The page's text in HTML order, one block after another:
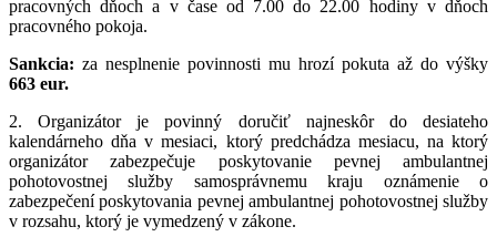
pracovných dňoch a v čase od 7.00 do 22.00 hodiny v dňoch
pracovného pokoja.
Sankcia: za nesplnenie povinnosti mu hrozí pokuta až do výšky
663 eur.
2. Organizátor je povinný doručiť najneskôr do desiateho
kalendárneho dňa v mesiaci, ktorý predchádza mesiacu, na ktorý
organizátor zabezpečuje poskytovanie pevnej ambulantnej
pohotovostnej služby samosprávnemu kraju oznámenie o
zabezpečení poskytovania pevnej ambulantnej pohotovostnej služby
v rozsahu, ktorý je vymedzený v zákone.